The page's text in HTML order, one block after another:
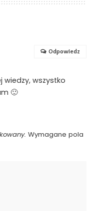
wiedzy, wszystko
🙂
Odpowiedz
Wymagane pola